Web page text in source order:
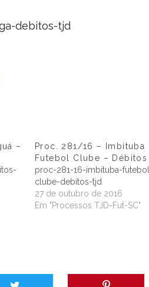
debitos-tjd
–
Proc. 281/16 – Imbituba
Futebol Clube – Débitos
proc-281-16-imbituba-
clube-debitos-tjd
27 de outubro de 2016
Em "Processos TJD-Fut-SC"